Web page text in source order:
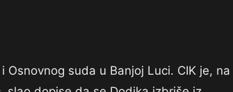
suda u Banjoj Luci. CIK je, na